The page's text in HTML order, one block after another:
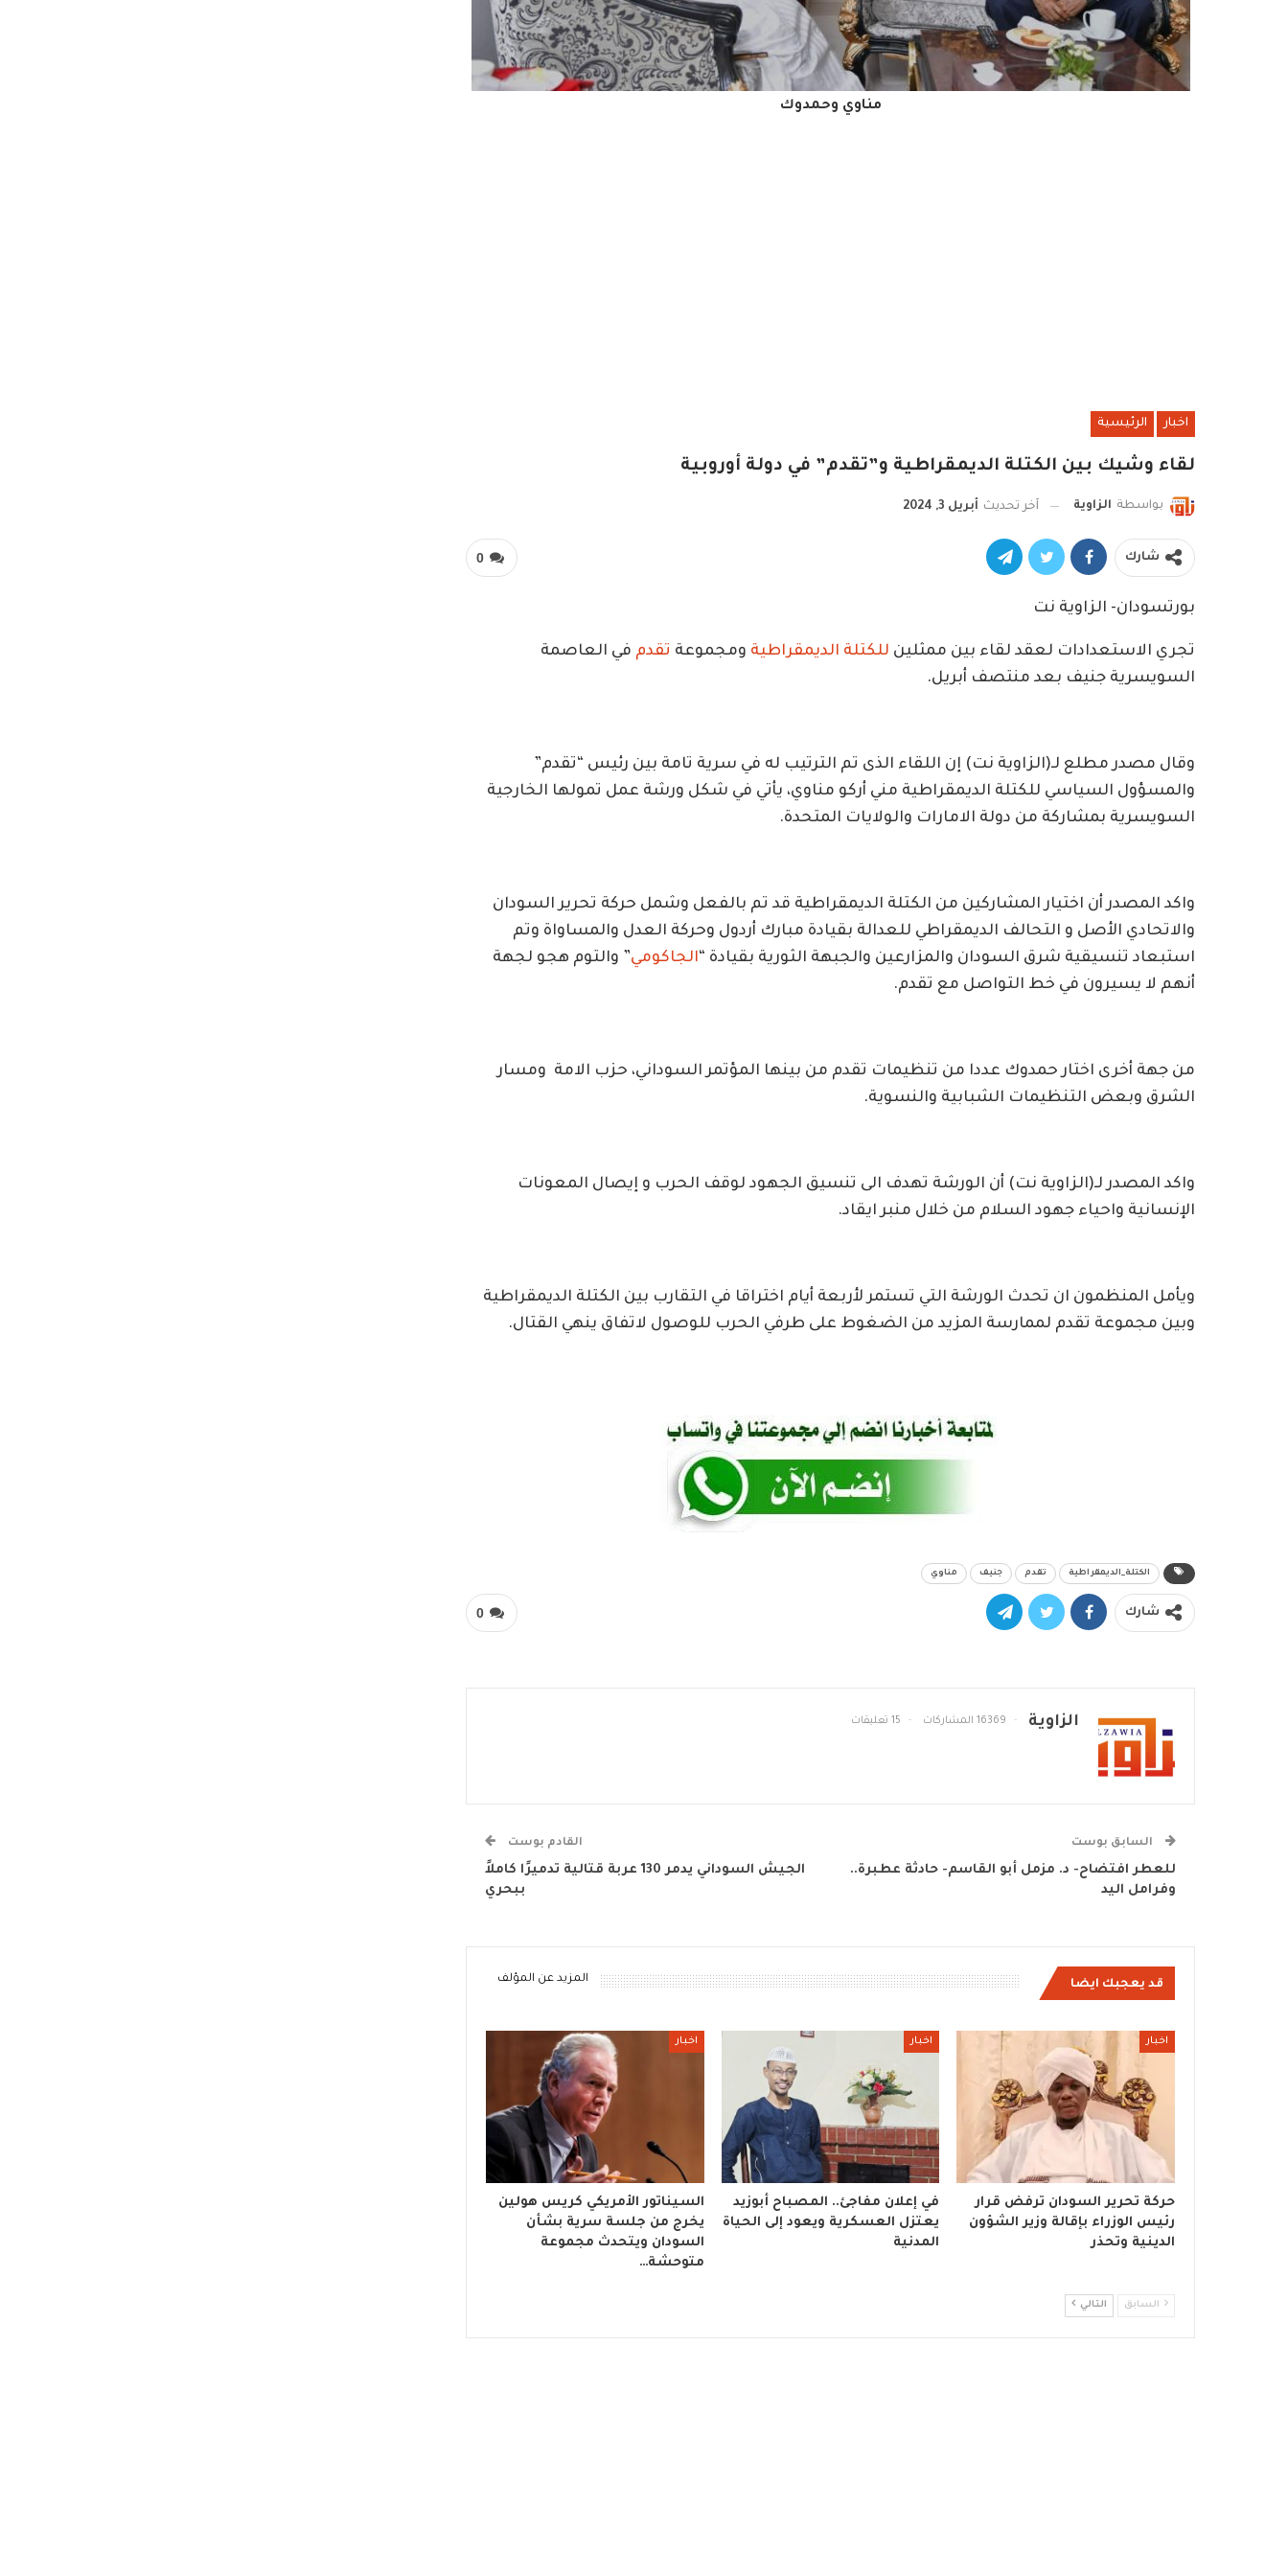
مناوي وحمدوك
اخبار الرئيسية
لقاء وشيك بين الكتلة الديمقراطية و”تقدم” في دولة أوروبية
بواسطة الزاوية آخر تحديث أبريل 3, 2024
0 شارك
بورتسودان- الزاوية نت
تجري الاستعدادات لعقد لقاء بين ممثلين للكتلة الديمقراطية ومجموعة تقدم في العاصمة
السويسرية جنيف بعد منتصف أبريل.
وقال مصدر مطلع لـ(الزاوية نت) إن اللقاء الذى تم الترتيب له في سرية تامة بين رئيس “تقدم”
والمسؤول السياسي للكتلة الديمقراطية مني أركو مناوي، يأتي في شكل ورشة عمل تمولها الخارجية
السويسرية بمشاركة من دولة الامارات والولايات المتحدة.
واكد المصدر أن اختيار المشاركين من الكتلة الديمقراطية قد تم بالفعل وشمل حركة تحرير السودان
والاتحادي الأصل و التحالف الديمقراطي للعدالة بقيادة مبارك أردول وحركة العدل والمساواة وتم
استبعاد تنسيقية شرق السودان والمزارعين والجبهة الثورية بقيادة “الجاكومي” والتوم هجو لجهة
أنهم لا يسيرون في خط التواصل مع تقدم.
من جهة أخرى اختار حمدوك عددا من تنظيمات تقدم من بينها المؤتمر السوداني، حزب الامة ومسار
الشرق وبعض التنظيمات الشبابية والنسوية.
واكد المصدر لـ(الزاوية نت) أن الورشة تهدف الى تنسيق الجهود لوقف الحرب و إيصال المعونات
الإنسانية واحياء جهود السلام من خلال منبر ايقاد.
ويأمل المنظمون ان تحدث الورشة التي تستمر لأربعة أيام اختراقا في التقارب بين الكتلة الديمقراطية
وبين مجموعة تقدم لممارسة المزيد من الضغوط على طرفي الحرب للوصول لاتفاق ينهي القتال.
الكتلة_الديمقراطية تقدم جنيف مناوي
0 شارك
الزاوية 16369 المشاركات 15 تعليقات
السابق بوست
للعطر افتضاح- د. مزمل أبو القاسم- حادثة عطبرة..
وفرامل اليد
القادم بوست
الجيش السوداني يدمر 130 عربة قتالية تدميرًا كاملاً
ببحري
قد يعجبك ايضا المزيد عن المؤلف
اخبار
حركة تحرير السودان ترفض قرار
رئيس الوزراء بإقالة وزير الشؤون
الدينية وتحذر
اخبار
في إعلان مفاجئ.. المصباح أبوزيد
يعتزل العسكرية ويعود إلى الحياة
المدنية
اخبار
السيناتور الأمريكي كريس هولين
يخرج من جلسة سرية بشأن
السودان ويتحدث مجموعة
متوحشة…
السابق التالي